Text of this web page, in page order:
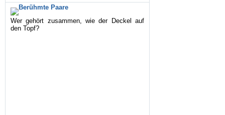
Wer gehört zusammen, wie der Deckel auf
den Topf?